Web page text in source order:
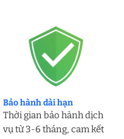
Bảo hành dài hạn
Thời gian bảo hành dịch
vụ từ 3-6 tháng, cam kết